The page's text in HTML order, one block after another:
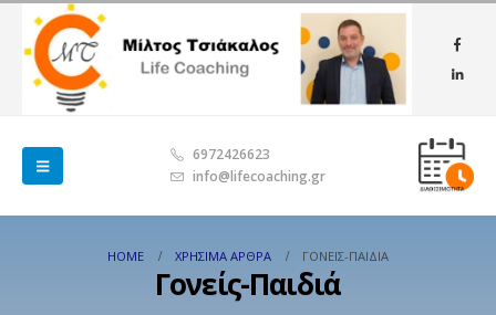
6972426623
info@lifecoaching.gr
HOME ΧΡΉΣΙΜΑ ΆΡΘΡΑ ΓΟΝΕΊΣ-ΠΑΙΔΙΆ
Γονείς-Παιδιά